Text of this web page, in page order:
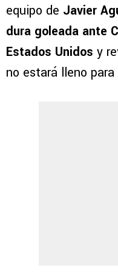
equipo de Javier
dura goleada ante
Estados Unidos y
no estará lleno